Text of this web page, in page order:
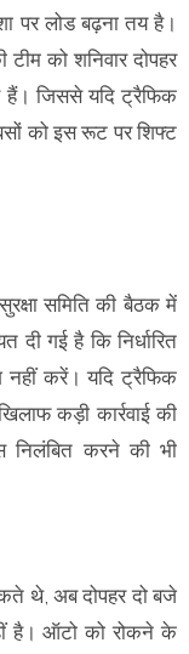
पर लोड बढ़ना तय है।
को शनिवार दोपहर
हैं। जिससे यदि ट्रैफिक
को इस रूट पर शिफ्ट
समिति की बैठक में
दी गई है कि निर्धारित
नहीं करें। यदि ट्रैफिक
कड़ी कार्रवाई की
निलंबित करने की भी
थे, अब दोपहर दो बजे
है। ऑटो को रोकने के